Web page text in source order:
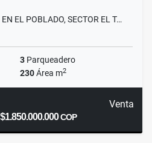
EL POBLADO, SECTOR EL T…
3 Parqueadero
230Área m2
Venta
$1.850.000.000COP